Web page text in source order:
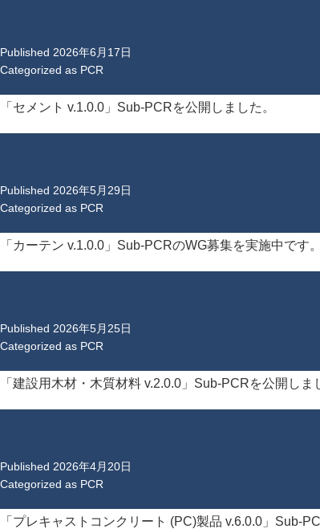
Published 2026年6月17日
Categorized as PCR
「セメント v.1.0.0」Sub-PCRを公開しました。
Published 2026年5月29日
Categorized as PCR
「カーテン v.1.0.0」Sub-PCRのWG募集を実施中です
Published 2026年5月25日
Categorized as PCR
「建設用木材・木質材料 v.2.0.0」Sub-PCRを公開しま
Published 2026年4月20日
Categorized as PCR
「プレキャストコンクリート (PC)製品 v.6.0.0」Sub-